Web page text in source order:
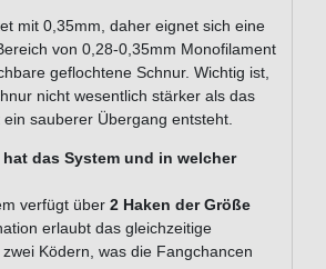
mit 0,35mm, daher eignet sich eine
von 0,28-0,35mm Monofilament
geflochtene Schnur. Wichtig ist,
nicht wesentlich stärker als das
sauberer Übergang entsteht.
hat das System und in welcher
verfügt über 2 Haken der Größe
erlaubt das gleichzeitige
Ködern, was die Fangchancen